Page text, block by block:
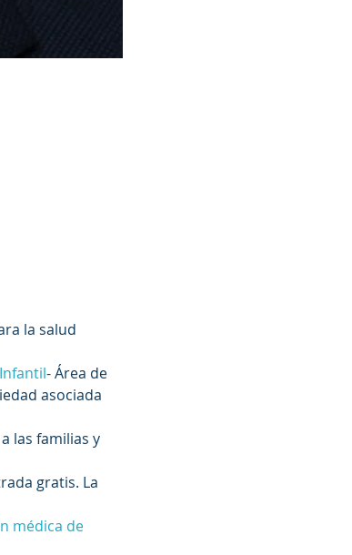
la salud
- Área de
asociada
las familias y
gratis. La
médica de